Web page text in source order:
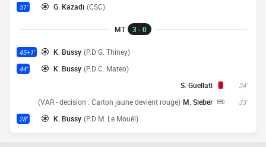
51' G. Kazadi (CSC)
MT 3 - 0
45+1' K. Bussy (P.D G. Thiney)
44' K. Bussy (P.D C. Mateo)
34'
S. Guellati
33'
M. Sieber
(VAR - decision : Carton jaune devient rouge)
28' K. Bussy (P.D M. Le Mouël)